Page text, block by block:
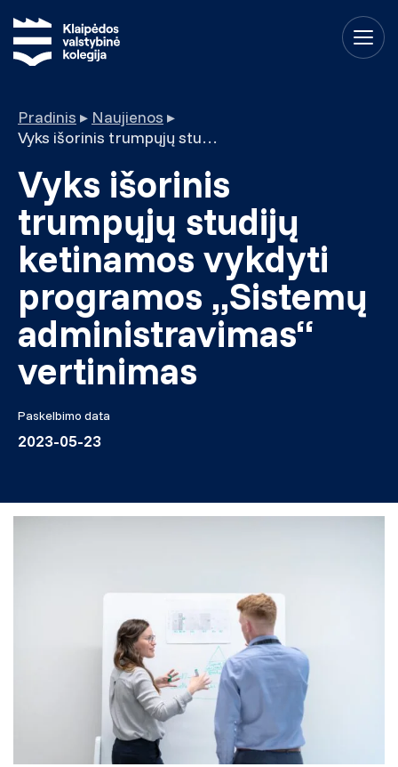
Pradinis ▸ Naujienos ▸
Vyks išorinis trumpųjų studijų ketinamos vykdyti programos „Sistemų administravimas“ vertinimas
Vyks išorinis
trumpųjų studijų
ketinamos vykdyti
programos „Sistemų
administravimas“
vertinimas
Paskelbimo data
2023-05-23